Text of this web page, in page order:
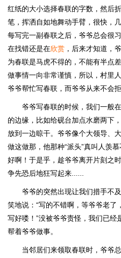
红纸的大小选择春联的字数，然后
笔，挥洒自如地舞动手臂，很快，
每写完一副春联之后，爷爷总会很
在找错还是在欣赏 ，后来才知道，
为春联是马虎不得的，不能有半点
做事情一向非常谨慎，所以，村里
爷爷帮忙写春联，而爷爷从来不会拒
爷爷写春联的时候，我们一般
的边缘，比如给砚台加点水磨两下
放到一边晾干。爷爷像个大领导、
做这做那，他那种“派头”真叫人羡
好啊！于是乎，趁爷爷离开片刻之
争先恐后地狂写起来......
爷爷的突然出现让我们措手不
笑地说：“写的不错啊，等爷爷老了
写好喽！”没被爷爷责怪，我们已
帮着爷爷做事。
当邻居们来领取春联时，爷爷